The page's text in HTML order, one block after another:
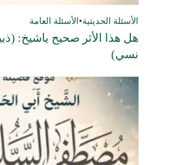
الأسئلة الحديثية• الأسئلة العامة
هل هذا الأثر صحيح ياشيخ:
نسي)